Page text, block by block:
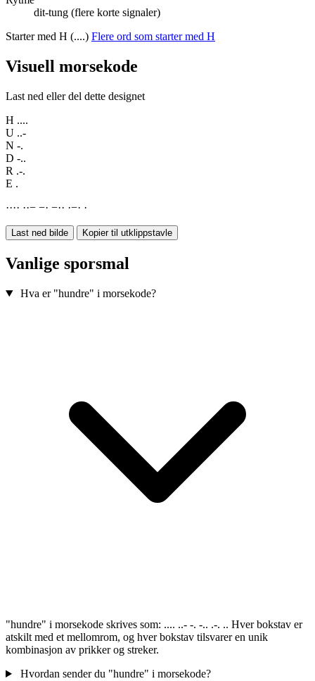
dit-tung (flere korte signaler)
Starter med H (....) Flere ord som starter med H
Visuell morsekode
Last ned eller del dette designet
H ....
U ..-
N -.
D -..
R .-.
E .
···· ··− −· −·· ·−· ·
Last ned bilde Kopier til utklippstavle
Vanlige sporsmal
Hva er "hundre" i morsekode?
"hundre" i morsekode skrives som: .... ..- -. -.. .-. .. Hver bokstav er
atskilt med et mellomrom, og hver bokstav tilsvarer en unik
kombinasjon av prikker og streker.
Hvordan sender du "hundre" i morsekode?